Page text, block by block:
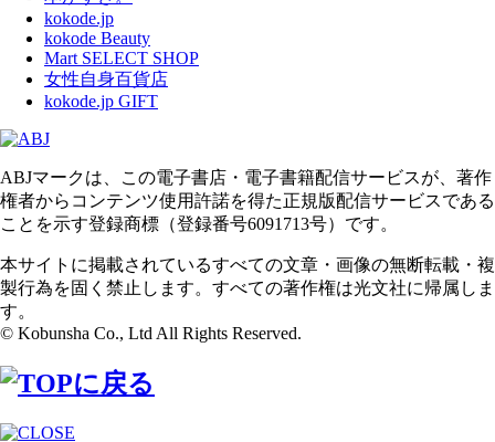
kokode.jp
kokode Beauty
Mart SELECT SHOP
女性自身百貨店
kokode.jp GIFT
ABJマークは、この電子書店・電子書籍配信サービスが、著作
権者からコンテンツ使用許諾を得た正規版配信サービスである
ことを示す登録商標（登録番号6091713号）です。
本サイトに掲載されているすべての文章・画像の無断転載・複
製行為を固く禁止します。すべての著作権は光文社に帰属しま
す。
© Kobunsha Co., Ltd All Rights Reserved.